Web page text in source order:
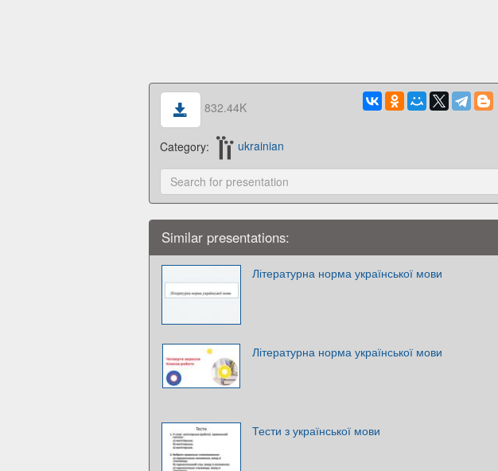
832.44K
Category: ukrainian
Similar presentations:
Літературна норма української мови
Літературна норма української мови
Тести з української мови